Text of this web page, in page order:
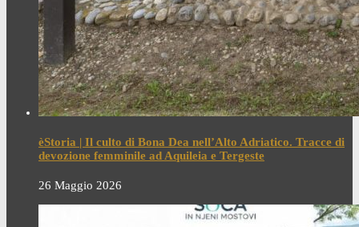
èStoria | Il culto di Bona Dea nell’Alto Adriatico. Tracce di
devozione femminile ad Aquileia e Tergeste
26 Maggio 2026